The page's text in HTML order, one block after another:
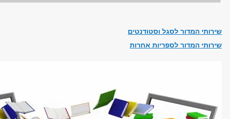
שירותי המדור לסגל וסטודנטים
שירותי המדור לספריות אחרות